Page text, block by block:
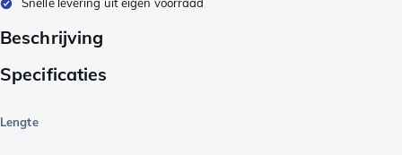
Beschrijving
Specificaties
Lengte